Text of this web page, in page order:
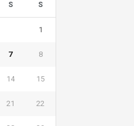
S S
1
7 8
14 15
21 22